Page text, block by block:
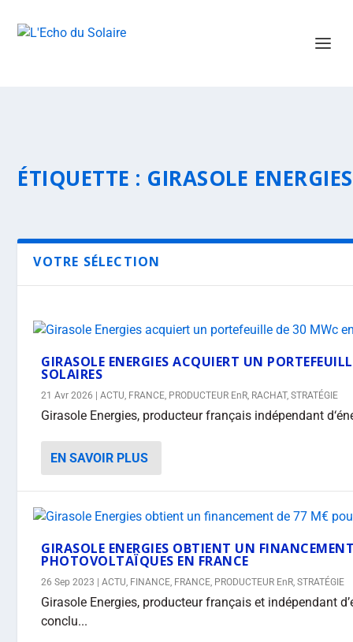
ÉTIQUETTE : GIRASOLE ENERGIES
VOTRE SÉLECTION
GIRASOLE ENERGIES ACQUIERT UN
SOLAIRES
21 Avr 2026 |ACTU, FRANCE, PRODUCTEUR EnR, RACHAT,STRATÉGIE
Girasole Energies, producteur français indépendant
EN SAVOIR PLUS
GIRASOLE ENERGIES OBTIENT UN
PHOTOVOLTAÏQUES EN FRANCE
26 Sep 2023 |ACTU, FINANCE, FRANCE, PRODUCTEUR EnR,STRATÉGIE
Girasole Energies, producteur français et indépendant
conclu...